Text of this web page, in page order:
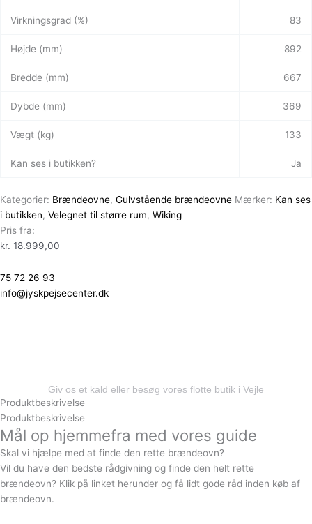
Virkningsgrad (%) 83
Højde (mm) 892
Bredde (mm) 667
Dybde (mm) 369
Vægt (kg) 133
Kan ses i butikken? Ja
Kategorier: Brændeovne, Gulvstående brændeovne Mærker: Kan ses
i butikken, Velegnet til større rum, Wiking
Pris fra:
kr. 18.999,00
75 72 26 93
info@jyskpejsecenter.dk
Giv os et kald eller besøg vores flotte butik i Vejle
Produktbeskrivelse
Produktbeskrivelse
Mål op hjemmefra med vores guide
Skal vi hjælpe med at finde den rette brændeovn?
Vil du have den bedste rådgivning og finde den helt rette
brændeovn? Klik på linket herunder og få lidt gode råd inden køb af
brændeovn.